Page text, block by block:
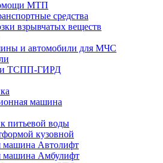
МТП
средства
взрывчатых веществ
и автомобили для МЧС
ТСПП-ГИРД
машина
питьевой воды
кузовной
машина Автолифт
машина Амбулифт